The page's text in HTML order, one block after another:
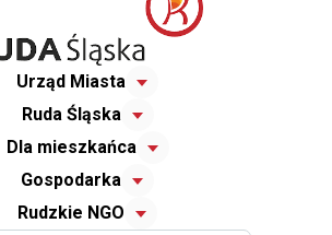
Urząd Miasta
Ruda Śląska
Dla mieszkańca
Gospodarka
Rudzkie NGO